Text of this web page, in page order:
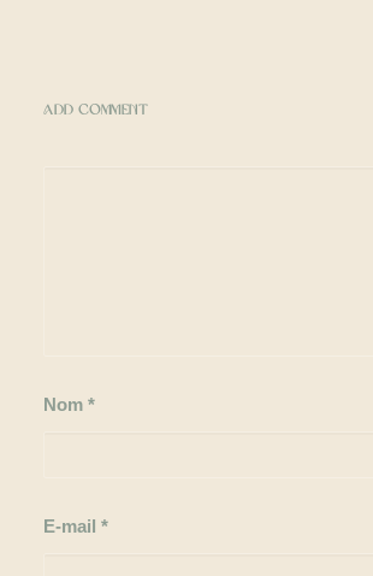
ADD COMMENT
Nom *
E-mail *